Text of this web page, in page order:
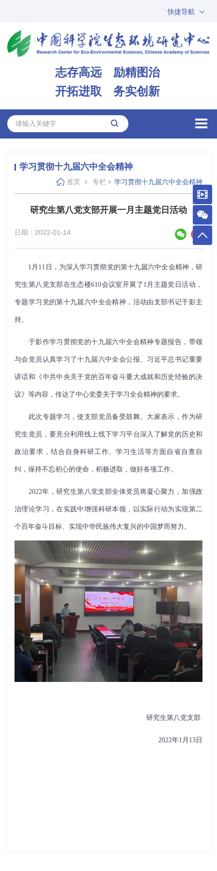
快捷导航
ARP
邮箱
志存高远 励精图治
开拓进取 务实创新
学习贯彻十九届六中全会精神
首页 专栏 学习贯彻十九届六中全会精神
研究生第八党支部开展一月主题党日活动
日期：2022-01-14
1月11日，为深入学习贯彻党的第十九届六中全会精神，研
究生第八党支部在生态楼610会议室开展了1月主题党日活动，
专题学习党的第十九届六中全会精神，活动由支部书记于影主
持。
于影作学习贯彻党的十九届六中全会精神专题报告，带领
与会党员认真学习了十九届六中全会公报、习近平总书记重要
讲话和《中共中央关于党的百年奋斗重大成就和历史经验的决
议》等内容，传达了中心党委关于学习全会精神的要求。
此次专题学习，使支部党员备受鼓舞。大家表示，作为研
究生党员，要充分利用线上线下学习平台深入了解党的历史和
政治要求，结合自身科研工作、学习生活等方面自省自查自
纠，保持不忘初心的使命，积极进取，做好各项工作。
2022年，研究生第八党支部全体党员将凝心聚力，加强政
治理论学习，在实践中增强科研本领，以实际行动为实现第二
个百年奋斗目标、实现中华民族伟大复兴的中国梦而努力。
研究生第八党支部
2022年1月13日